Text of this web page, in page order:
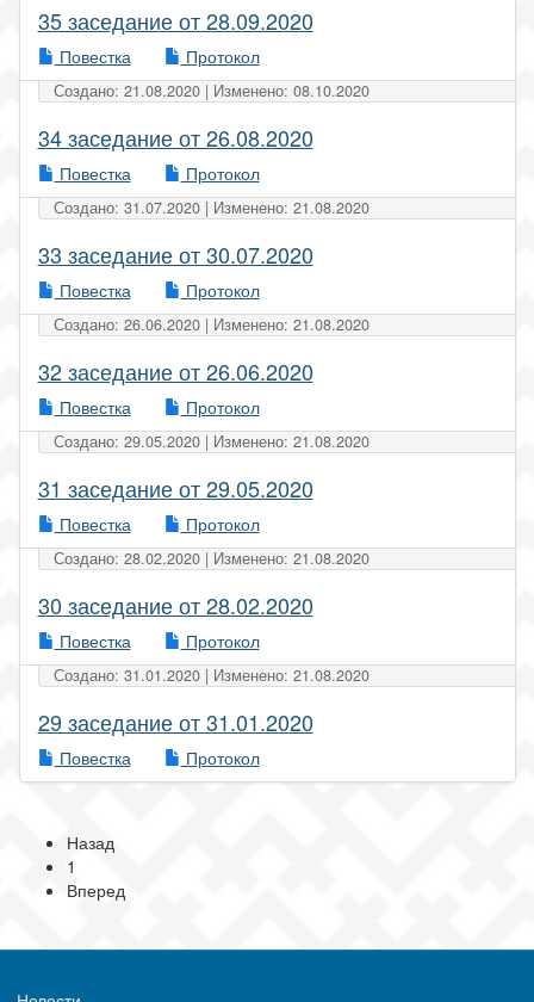
35 заседание от 28.09.2020
Повестка Протокол
Создано: 21.08.2020 | Изменено: 08.10.2020
34 заседание от 26.08.2020
Повестка Протокол
Создано: 31.07.2020 | Изменено: 21.08.2020
33 заседание от 30.07.2020
Повестка Протокол
Создано: 26.06.2020 | Изменено: 21.08.2020
32 заседание от 26.06.2020
Повестка Протокол
Создано: 29.05.2020 | Изменено: 21.08.2020
31 заседание от 29.05.2020
Повестка Протокол
Создано: 28.02.2020 | Изменено: 21.08.2020
30 заседание от 28.02.2020
Повестка Протокол
Создано: 31.01.2020 | Изменено: 21.08.2020
29 заседание от 31.01.2020
Повестка Протокол
Назад
1
Вперед